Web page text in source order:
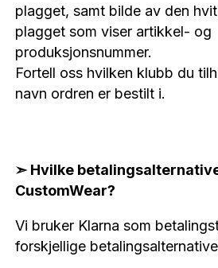
plagget, samt bilde av den
plagget som viser artikkel- og
produksjonsnummer.
Fortell oss hvilken klubb du
navn ordren er bestilt i.
➣ Hvilke
CustomWear?
Vi bruker Klarna som
forskjellige